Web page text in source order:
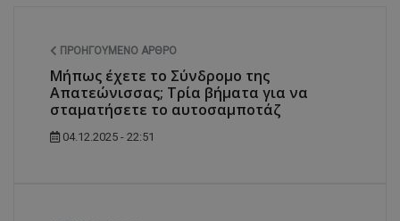
ΠΡΟΗΓΟΎΜΕΝΟ ΆΡΘΡΟ
Μήπως έχετε το Σύνδρομο της
Απατεώνισσας; Τρία βήματα για να
σταματήσετε το αυτοσαμποτάζ
04.12.2025 - 22:51